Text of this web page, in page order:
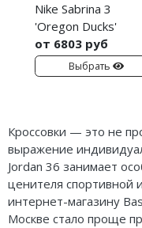
Nike Sabrina 3
'Oregon Ducks'
от 6803 руб
Выбрать
Кроссовки — это не
выражение
Jordan 36 занимает
ценителя спортивной
интернет-магазину
Москве стало проще